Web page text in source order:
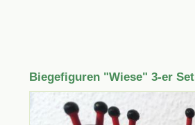
Biegefiguren "Wiese" 3-er Set